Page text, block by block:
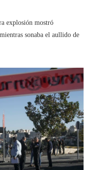
explosión mostró
sonaba el aullido de